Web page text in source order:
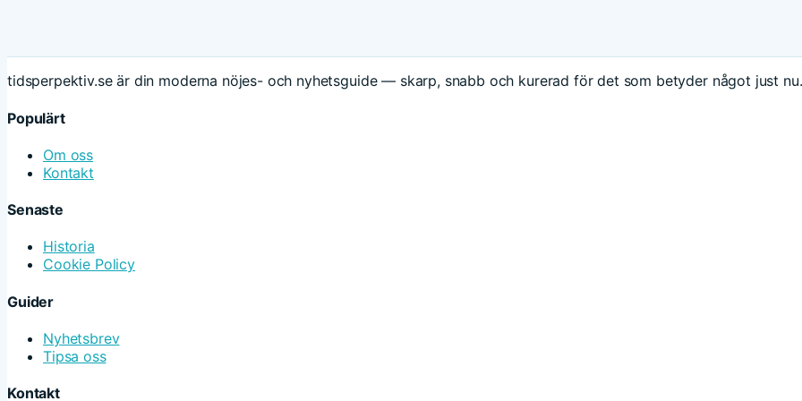
tidsperpektiv.se är din moderna nöjes- och nyhetsguide — skarp, snabb och kurerad för det som betyder något just nu.
Populärt
Om oss
Kontakt
Senaste
Historia
Cookie Policy
Guider
Nyhetsbrev
Tipsa oss
Kontakt